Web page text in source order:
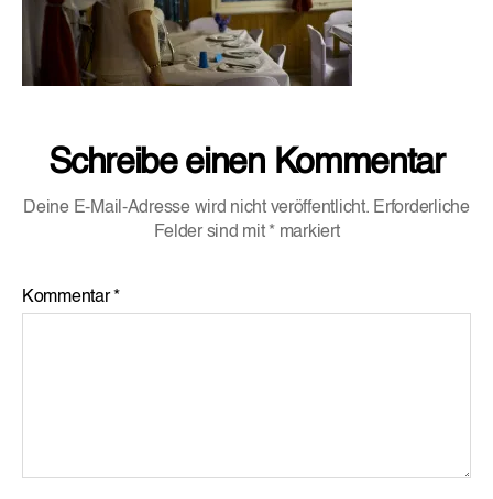
Schreibe einen Kommentar
Deine E-Mail-Adresse wird nicht veröffentlicht. Erforderliche
Felder sind mit * markiert
Kommentar*